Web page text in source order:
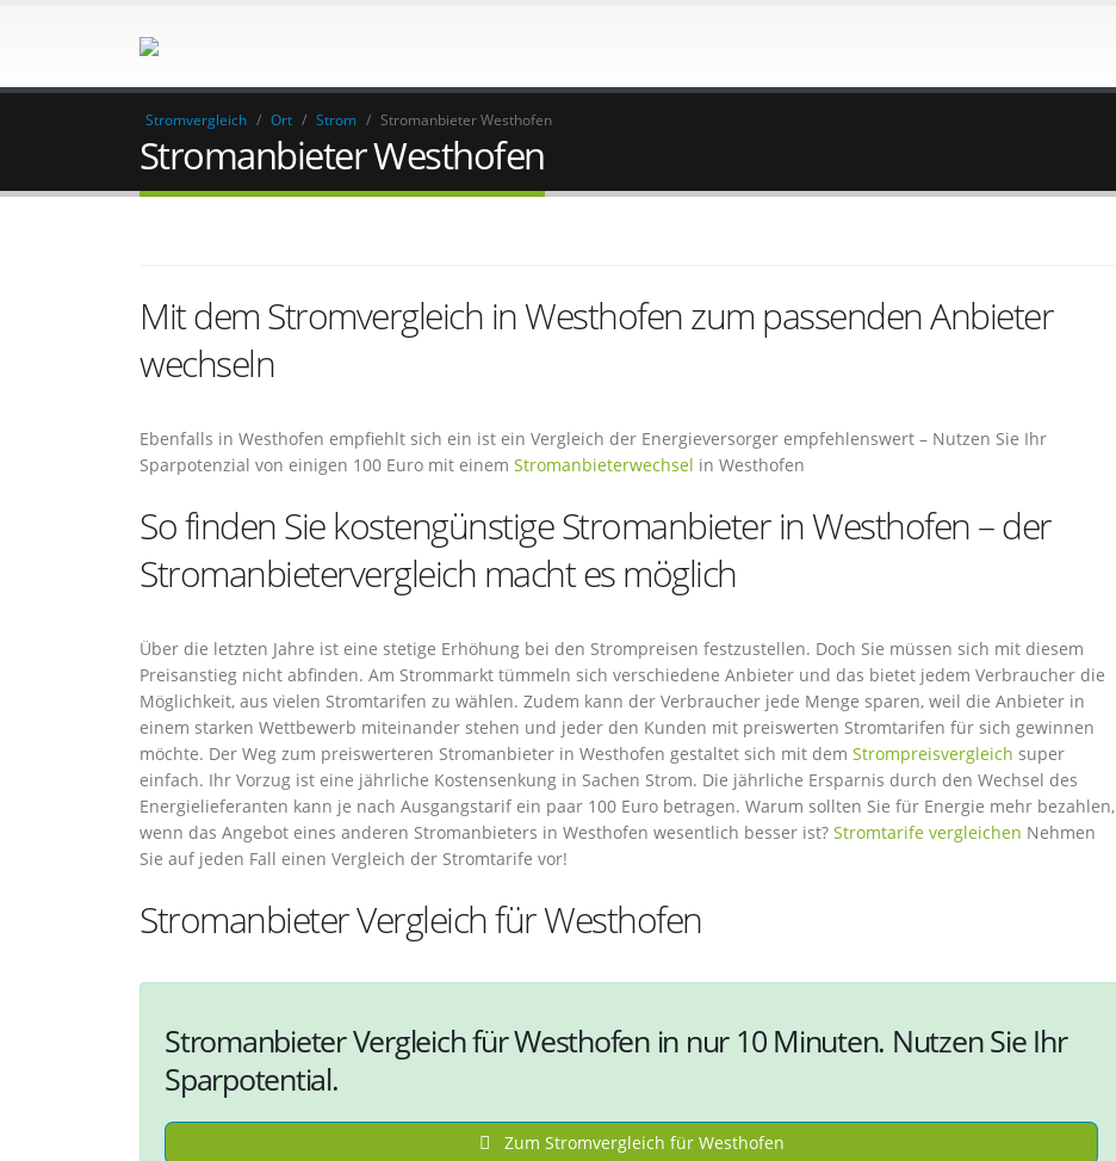
Stromvergleich / Ort / Strom / Stromanbieter Westhofen
Stromanbieter Westhofen
Mit dem Stromvergleich in Westhofen zum passenden Anbieter
wechseln
Ebenfalls in Westhofen empfiehlt sich ein ist ein Vergleich der Energieversorger empfehlenswert – Nutzen Sie Ihr
Sparpotenzial von einigen 100 Euro mit einem Stromanbieterwechsel in Westhofen
So finden Sie kostengünstige Stromanbieter in Westhofen – der
Stromanbietervergleich macht es möglich
Über die letzten Jahre ist eine stetige Erhöhung bei den Strompreisen festzustellen. Doch Sie müssen sich mit diesem
Preisanstieg nicht abfinden. Am Strommarkt tümmeln sich verschiedene Anbieter und das bietet jedem Verbraucher die
Möglichkeit, aus vielen Stromtarifen zu wählen. Zudem kann der Verbraucher jede Menge sparen, weil die Anbieter in
einem starken Wettbewerb miteinander stehen und jeder den Kunden mit preiswerten Stromtarifen für sich gewinnen
möchte. Der Weg zum preiswerteren Stromanbieter in Westhofen gestaltet sich mit dem Strompreisvergleich super
einfach. Ihr Vorzug ist eine jährliche Kostensenkung in Sachen Strom. Die jährliche Ersparnis durch den Wechsel des
Energielieferanten kann je nach Ausgangstarif ein paar 100 Euro betragen. Warum sollten Sie für Energie mehr bezahlen,
wenn das Angebot eines anderen Stromanbieters in Westhofen wesentlich besser ist? Stromtarife vergleichen Nehmen
Sie auf jeden Fall einen Vergleich der Stromtarife vor!
Stromanbieter Vergleich für Westhofen
Stromanbieter Vergleich für Westhofen in nur 10 Minuten. Nutzen Sie Ihr
Sparpotential.
Zum Stromvergleich für Westhofen